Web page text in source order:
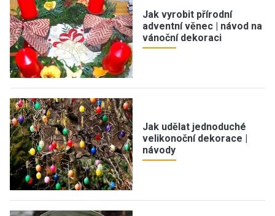
Jak vyrobit přírodní
adventní věnec | návod na
vánoční dekoraci
Jak udělat jednoduché
velikonoční dekorace |
návody